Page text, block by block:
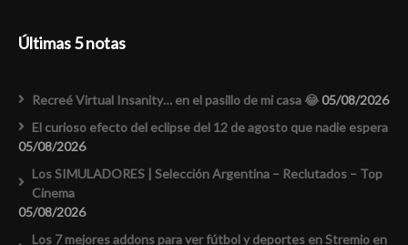
Últimas 5 notas
Recreé Virtual Insanity… en el pasillo de mi casa 😂05/08/2026
El curioso efecto del eclipse del 12 de agosto que nadie espera
05/08/2026
Los SIMULADORES | Selección Argentina – Reclutados – Top
Cinema
05/08/2026
Los 7 mejores addons para ver fútbol y deportes en Stremio en